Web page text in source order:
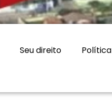
Seu direito Política